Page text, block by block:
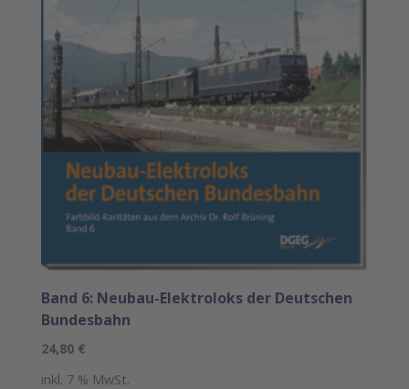
Band 6: Neubau-Elektroloks der Deutschen
Bundesbahn
24,80 €
inkl. 7 % MwSt.